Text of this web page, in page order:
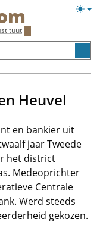
Heuvel
en bankier uit
jaar Tweede
het district
Medeoprichter
Centrale
Werd steeds
gekozen.